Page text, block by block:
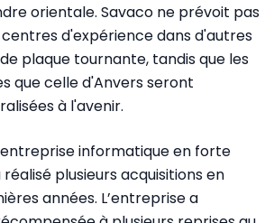
orientale. Savaco ne prévoit pas
d'expérience dans d'autres
plaque tournante, tandis que les
que celle d'Anvers seront
à l'avenir.
informatique en forte
plusieurs acquisitions en
années. L’entreprise a